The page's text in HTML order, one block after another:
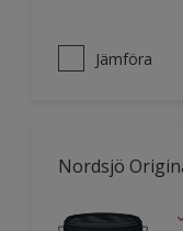
Jämföra
Nordsjö